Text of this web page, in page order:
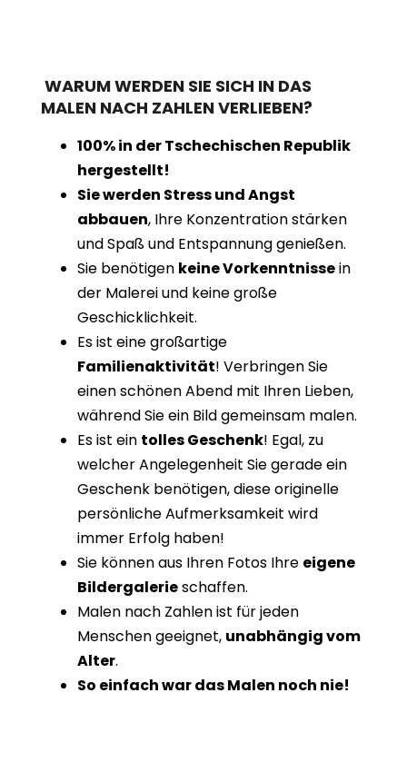
WARUM WERDEN SIE SICH IN DAS
MALEN NACH ZAHLEN VERLIEBEN?
100% in der Tschechischen Republik
hergestellt!
Sie werden Stress und Angst
abbauen, Ihre Konzentration stärken
und Spaß und Entspannung genießen.
Sie benötigen keine Vorkenntnissein
der Malerei und keine große
Geschicklichkeit.
Es ist eine großartige
Familienaktivität! Verbringen Sie
einen schönen Abend mit Ihren Lieben,
während Sie ein Bild gemeinsam malen.
Es ist ein tolles Geschenk! Egal, zu
welcher Angelegenheit Sie gerade ein
Geschenk benötigen, diese originelle
persönliche Aufmerksamkeit wird
immer Erfolg haben!
Sie können aus Ihren Fotos Ihre eigene
Bildergalerieschaffen.
Malen nach Zahlen ist für jeden
Menschen geeignet, unabhängig vom
Alter.
So einfach war das Malen noch nie!